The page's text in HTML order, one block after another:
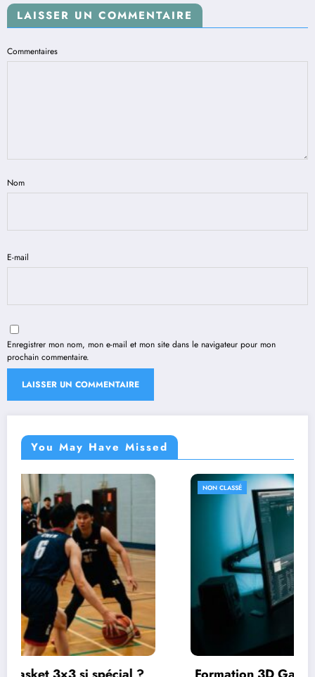
LAISSER UN COMMENTAIRE
Commentaires
Nom
E-mail
Enregistrer mon nom, mon e-mail et mon site dans le navigateur pour mon
prochain commentaire.
You May Have Missed
NON CLASSÉ